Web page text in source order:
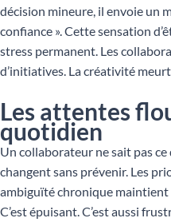
décision mineure, il envoie un
confiance ». Cette sensation
stress permanent. Les
d’initiatives. La créativité
Les attentes
quotidien
Un collaborateur ne sait pas
changent sans prévenir. Les
ambiguïté chronique maintient
C’est épuisant. C’est aussi